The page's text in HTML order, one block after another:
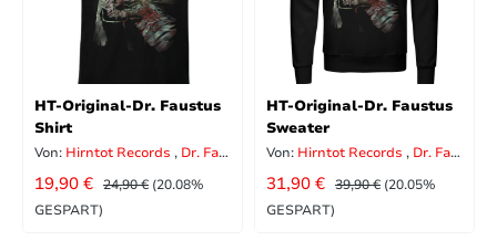
HT-Original-Dr. Faustus
Shirt
Von: Hirntot Records , Dr. Faustus
VERKAUFSPREIS:
19,90 € REGULÄRER PREIS:
24,90 € (20.08%
GESPART)
HT-Original-Dr. Faustus
Sweater
Von: Hirntot Records , Dr. Faustus
VERKAUFSPREIS:
31,90 € REGULÄRER PREIS:
39,90 € (20.05%
GESPART)